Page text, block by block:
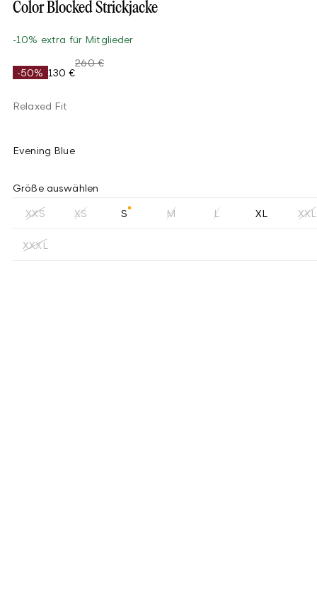
Color Blocked Strickjacke
-10% extra für Mitglieder
-50% 130 €
260 €
Relaxed Fit
Evening Blue
Größe auswählen
XXS XS S M L XL XXL
XXXL